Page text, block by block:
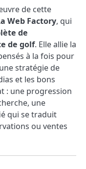
de cette
Web Factory, qui
de
de golf. Elle allie la
à la fois pour
stratégie de
et les bons
: une progression
une
qui se traduit
ou ventes